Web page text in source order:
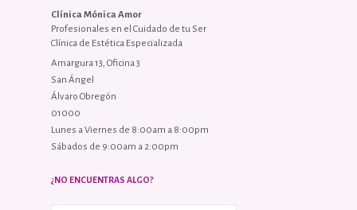
Clínica Mónica Amor
Profesionales en el Cuidado de tu Ser
Clínica de Estética Especializada
Amargura 13, Oficina 3
San Ángel
Álvaro Obregón
01000
Lunes a Viernes de 8:00am a 8:00pm
Sábados de 9:00am a 2:00pm
¿NO ENCUENTRAS ALGO?